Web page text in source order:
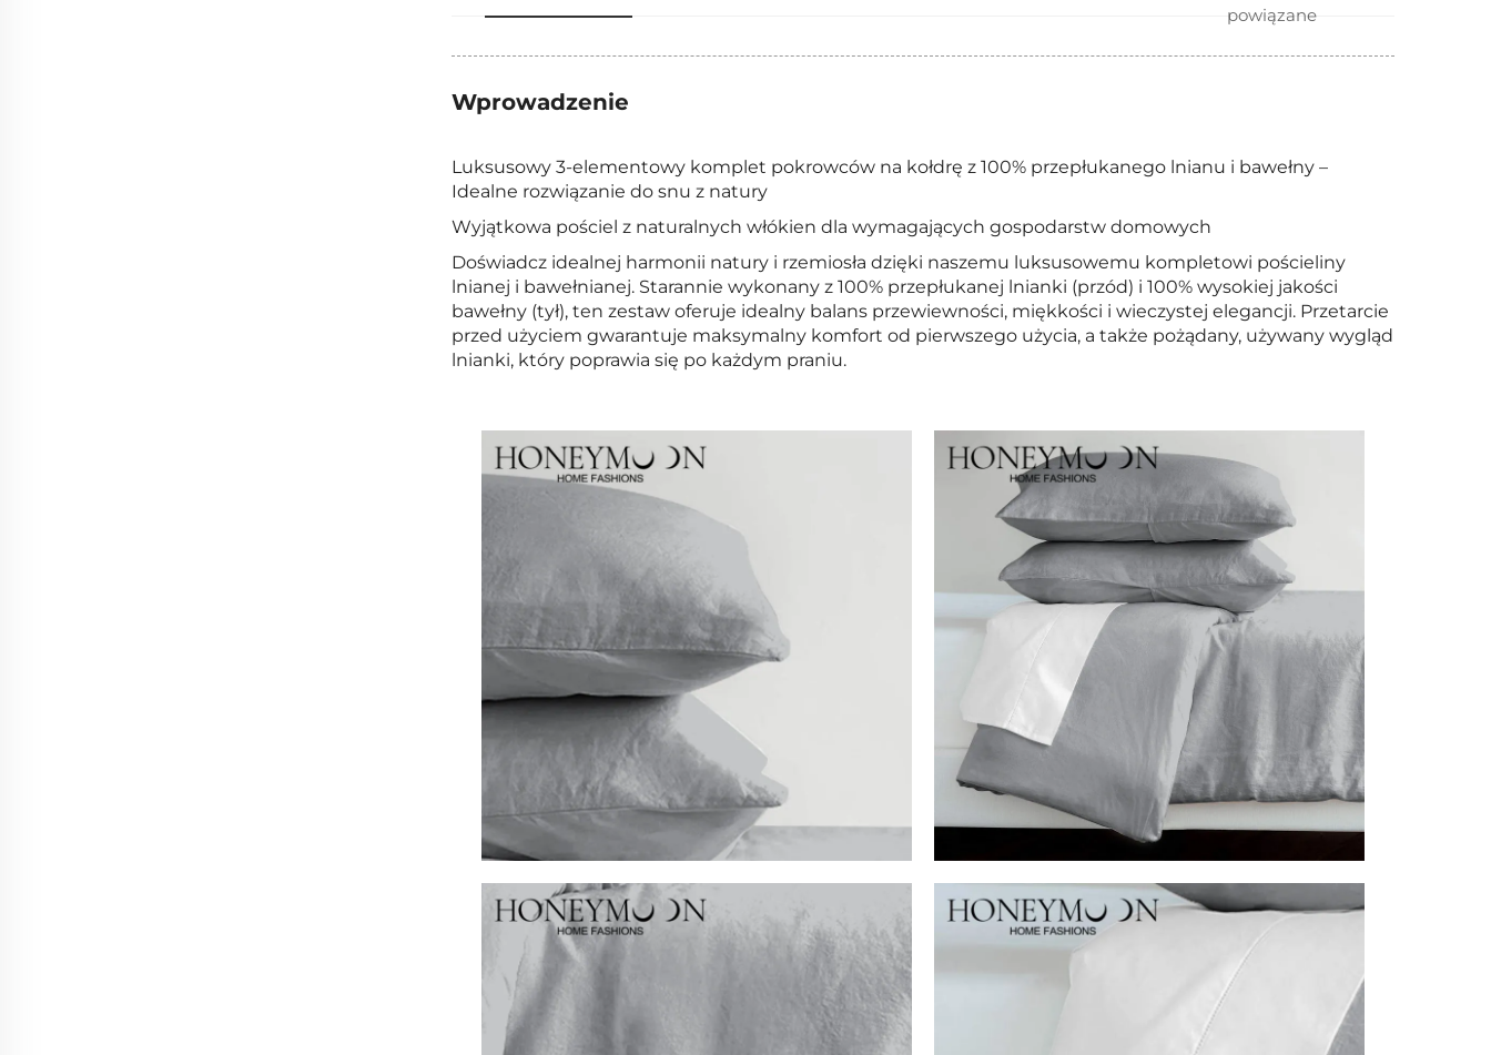
powiązane
Wprowadzenie
Luksusowy 3-elementowy komplet pokrowców na kołdrę z 100% przepłukanego lnianu i bawełny –
Idealne rozwiązanie do snu z natury
Wyjątkowa pościel z naturalnych włókien dla wymagających gospodarstw domowych
Doświadcz idealnej harmonii natury i rzemiosła dzięki naszemu luksusowemu kompletowi pościeliny
lnianej i bawełnianej. Starannie wykonany z 100% przepłukanej lnianki (przód) i 100% wysokiej jakości
bawełny (tył), ten zestaw oferuje idealny balans przewiewności, miękkości i wieczystej elegancji. Przetarcie
przed użyciem gwarantuje maksymalny komfort od pierwszego użycia, a także pożądany, używany wygląd
lnianki, który poprawia się po każdym praniu.